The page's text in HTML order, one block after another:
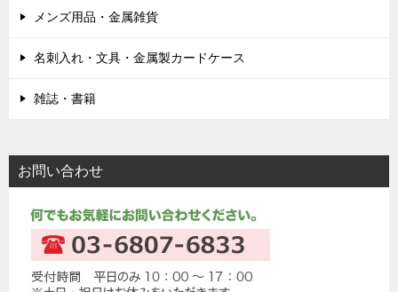
メンズ用品・金属雑貨
名刺入れ・文具・金属製カードケース
雑誌・書籍
お問い合わせ